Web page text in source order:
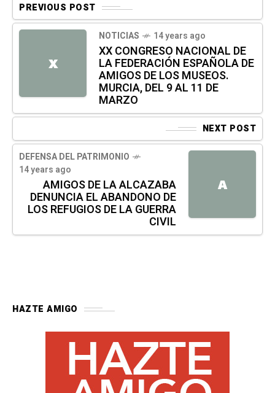
PREVIOUS POST
X
NOTICIAS 14 years ago
XX CONGRESO NACIONAL DE
LA FEDERACIÓN ESPAÑOLA DE
AMIGOS DE LOS MUSEOS.
MURCIA, DEL 9 AL 11 DE
MARZO
NEXT POST
A
DEFENSA DEL PATRIMONIO
14 years ago
AMIGOS DE LA ALCAZABA
DENUNCIA EL ABANDONO DE
LOS REFUGIOS DE LA GUERRA
CIVIL
HAZTE AMIGO